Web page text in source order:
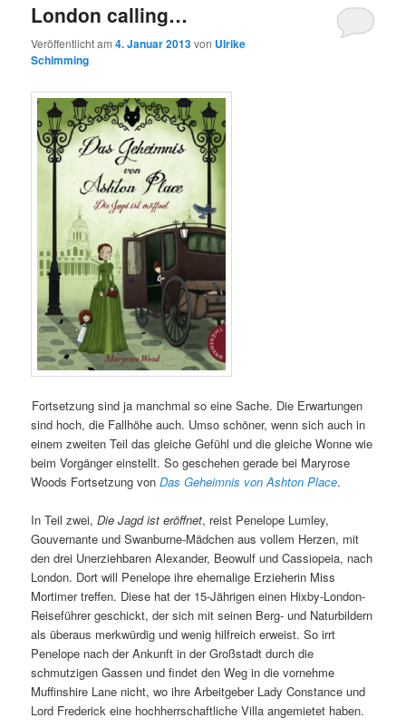
London calling…
Veröffentlicht am4. Januar 2013von Ulrike
Schimming
Fortsetzung sind ja manchmal so eine Sache. Die Erwartungen
sind hoch, die Fallhöhe auch. Umso schöner, wenn sich auch in
einem zweiten Teil das gleiche Gefühl und die gleiche Wonne wie
beim Vorgänger einstellt. So geschehen gerade bei Maryrose
Woods Fortsetzung vonDas Geheimnis von Ashton Place.
In Teil zwei,Die Jagd ist eröffnet, reist Penelope Lumley,
Gouvernante und Swanburne-Mädchen aus vollem Herzen, mit
den drei Unerziehbaren Alexander, Beowulf und Cassiopeia, nach
London. Dort will Penelope ihre ehemalige Erzieherin Miss
Mortimer treffen. Diese hat der 15-Jährigen einen Hixby-London-
Reiseführer geschickt, der sich mit seinen Berg- und Naturbildern
als überaus merkwürdig und wenig hilfreich erweist. So irrt
Penelope nach der Ankunft in der Großstadt durch die
schmutzigen Gassen und findet den Weg in die vornehme
Muffinshire Lane nicht, wo ihre Arbeitgeber Lady Constance und
Lord Frederick eine hochherrschaftliche Villa angemietet haben.